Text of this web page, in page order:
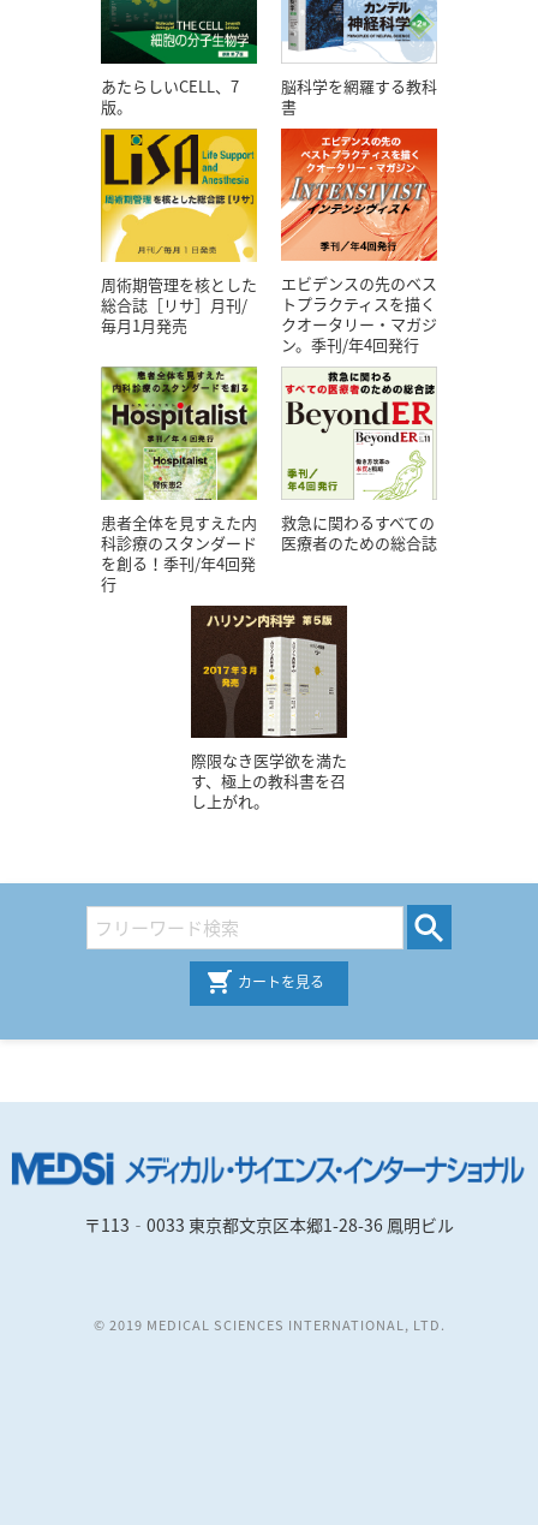
あたらしいCELL、7
版。
脳科学を網羅する教科
書
周術期管理を核とした
総合誌［リサ］月刊/
毎月1月発売
エビデンスの先のベス
トプラクティスを描く
クオータリー・マガジ
ン。季刊/年4回発行
患者全体を見すえた内
科診療のスタンダード
を創る！季刊/年4回発
行
救急に関わるすべての
医療者のための総合誌
際限なき医学欲を満た
す、極上の教科書を召
し上がれ。
カートを見る
〒113‐0033 東京都文京区本郷1-28-36 鳳明ビル
© 2019 MEDICAL SCIENCES INTERNATIONAL, LTD.